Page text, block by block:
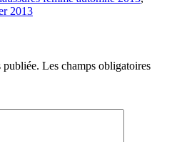
2013
publiée. Les champs obligatoires